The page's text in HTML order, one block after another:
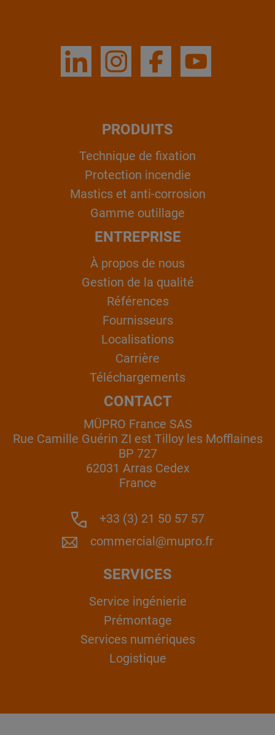
PRODUITS
Technique de fixation
Protection incendie
Mastics et anti-corrosion
Gamme outillage
ENTREPRISE
À propos de nous
Gestion de la qualité
Références
Fournisseurs
Localisations
Carrière
Téléchargements
CONTACT
MÜPRO France SAS
Rue Camille Guérin ZI est Tilloy les Mofflaines
BP 727
62031 Arras Cedex
France
+33 (3) 21 50 57 57
commercial@mupro.fr
SERVICES
Service ingénierie
Prémontage
Services numériques
Logistique